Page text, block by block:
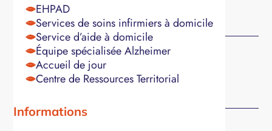
EHPAD
Services de soins infirmiers à domicile
Service d’aide à domicile
Équipe spécialisée Alzheimer
Accueil de jour
Centre de Ressources Territorial
Informations
E-mail*